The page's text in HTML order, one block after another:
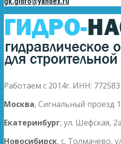
Работаем с 2014г. ИНН:
Москва, Сигнальный проезд
Екатеринбург, ул. Шефская, 2а
Новосибирск, с. Толмачево,